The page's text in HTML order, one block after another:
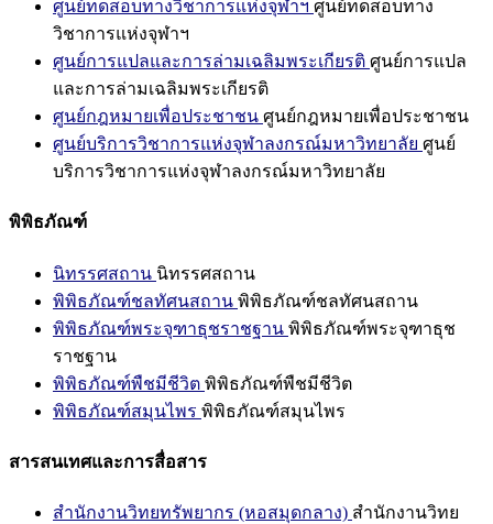
ศูนย์ทดสอบทางวิชาการแห่งจุฬาฯ ศูนย์ทดสอบทาง
วิชาการแห่งจุฬาฯ
ศูนย์การแปลและการล่ามเฉลิมพระเกียรติ ศูนย์การแปล
และการล่ามเฉลิมพระเกียรติ
ศูนย์กฎหมายเพื่อประชาชน ศูนย์กฎหมายเพื่อประชาชน
ศูนย์บริการวิชาการแห่งจุฬาลงกรณ์มหาวิทยาลัย ศูนย์
บริการวิชาการแห่งจุฬาลงกรณ์มหาวิทยาลัย
พิพิธภัณฑ์
นิทรรศสถาน นิทรรศสถาน
พิพิธภัณฑ์ชลทัศนสถาน พิพิธภัณฑ์ชลทัศนสถาน
พิพิธภัณฑ์พระจุฑาธุชราชฐาน พิพิธภัณฑ์พระจุฑาธุช
ราชฐาน
พิพิธภัณฑ์พืชมีชีวิต พิพิธภัณฑ์พืชมีชีวิต
พิพิธภัณฑ์สมุนไพร พิพิธภัณฑ์สมุนไพร
สารสนเทศและการสื่อสาร
สำนักงานวิทยทรัพยากร (หอสมุดกลาง) สำนักงานวิทย